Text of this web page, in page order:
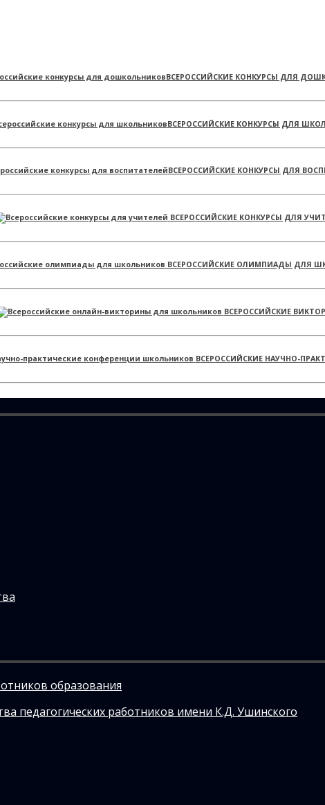
ВСЕРОССИЙСКИЕ КОНКУРСЫ ДЛЯ
ВСЕРОССИЙСКИЕ КОНКУРСЫ ДЛЯ
ВСЕРОССИЙСКИЕ КОНКУРСЫ ДЛЯ
ВСЕРОССИЙСКИЕ КОНКУРСЫ ДЛЯ
ВСЕРОССИЙСКИЕ ОЛИМПИАДЫ ДЛЯ
ВСЕРОССИЙСКИЕ
ВСЕРОССИЙСКИЕ НАУЧНО-
образования
педагогических работников имени К.Д. Ушинского